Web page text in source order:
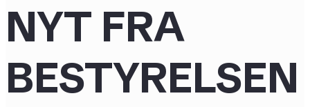
NYT FRA
BESTYRELSEN